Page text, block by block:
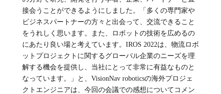
接会うことができるようにしました。「多くの専門家や
ビジネスパートナーの方々と出会って、交流できること
をうれしく思います。また、ロボットの技術を広めるの
にあたり良い場と考えています。IROS 2022は、物流ロボ
ットプロジェクトに関するグローバル企業のニーズを理
解する機会を提供し、当社にとって非常に有益なものと
なっています。」と、VisionNav roboticsの海外プロジェ
クトエンジニアは、今回の会議での感想についてコメン